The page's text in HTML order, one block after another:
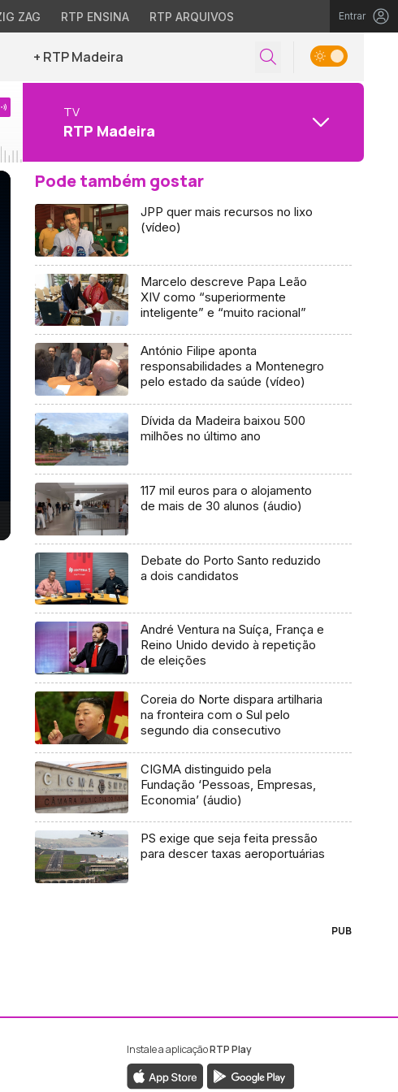
ZAG RTP ENSINA RTP ARQUIVOS Entrar
+ RTP Madeira
TV
RTP Madeira
Pode também gostar
JPP quer mais recursos no lixo
(vídeo)
Marcelo descreve Papa Leão
XIV como “superiormente
inteligente” e “muito racional”
António Filipe aponta
responsabilidades a Montenegro
pelo estado da saúde (vídeo)
Dívida da Madeira baixou 500
milhões no último ano
117 mil euros para o alojamento
de mais de 30 alunos (áudio)
Debate do Porto Santo reduzido
a dois candidatos
André Ventura na Suíça, França e
Reino Unido devido à repetição
de eleições
Coreia do Norte dispara artilharia
na fronteira com o Sul pelo
segundo dia consecutivo
CIGMA distinguido pela
Fundação ‘Pessoas, Empresas,
Economia’ (áudio)
PS exige que seja feita pressão
para descer taxas aeroportuárias
PUB
da RTP Madeira
Instagram da RTP Madeira
Instale a aplicaçãoRTP Play